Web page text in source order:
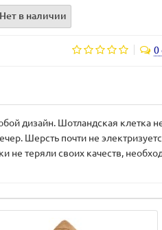
Нет в наличии
0
дизайн. Шотландская клетка
Шерсть почти не
теряли своих качеств,